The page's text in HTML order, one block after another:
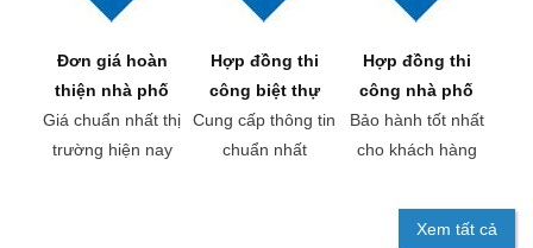
Đơn giá hoàn
thiện nhà phố
Giá chuẩn nhất thị
trường hiện nay
Hợp đồng thi
công biệt thự
Cung cấp thông tin
chuẩn nhất
Hợp đồng thi
công nhà phố
Bảo hành tốt nhất
cho khách hàng
Xem tất cả